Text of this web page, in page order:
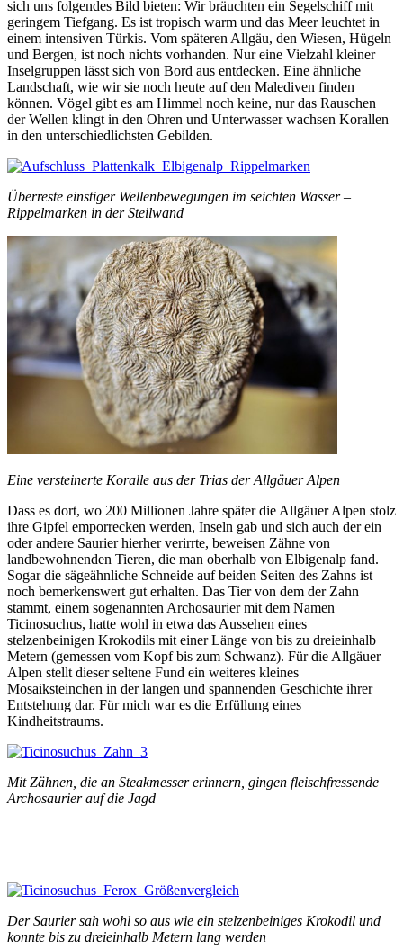
sich uns folgendes Bild bieten: Wir bräuchten ein Segelschiff mit
geringem Tiefgang. Es ist tropisch warm und das Meer leuchtet in
einem intensiven Türkis. Vom späteren Allgäu, den Wiesen, Hügeln
und Bergen, ist noch nichts vorhanden. Nur eine Vielzahl kleiner
Inselgruppen lässt sich von Bord aus entdecken. Eine ähnliche
Landschaft, wie wir sie noch heute auf den Malediven finden
können. Vögel gibt es am Himmel noch keine, nur das Rauschen
der Wellen klingt in den Ohren und Unterwasser wachsen Korallen
in den unterschiedlichsten Gebilden.
Überreste einstiger Wellenbewegungen im seichten Wasser –
Rippelmarken in der Steilwand
Eine versteinerte Koralle aus der Trias der Allgäuer Alpen
Dass es dort, wo 200 Millionen Jahre später die Allgäuer Alpen stolz
ihre Gipfel emporrecken werden, Inseln gab und sich auch der ein
oder andere Saurier hierher verirrte, beweisen Zähne von
landbewohnenden Tieren, die man oberhalb von Elbigenalp fand.
Sogar die sägeähnliche Schneide auf beiden Seiten des Zahns ist
noch bemerkenswert gut erhalten. Das Tier von dem der Zahn
stammt, einem sogenannten Archosaurier mit dem Namen
Ticinosuchus, hatte wohl in etwa das Aussehen eines
stelzenbeinigen Krokodils mit einer Länge von bis zu dreieinhalb
Metern (gemessen vom Kopf bis zum Schwanz). Für die Allgäuer
Alpen stellt dieser seltene Fund ein weiteres kleines
Mosaiksteinchen in der langen und spannenden Geschichte ihrer
Entstehung dar. Für mich war es die Erfüllung eines
Kindheitstraums.
Mit Zähnen, die an Steakmesser erinnern, gingen fleischfressende
Archosaurier auf die Jagd
Der Saurier sah wohl so aus wie ein stelzenbeiniges Krokodil und
konnte bis zu dreieinhalb Metern lang werden